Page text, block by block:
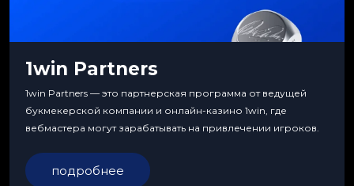
1win Partners
1win Partners — это партнерская программа от ведущей
букмекерской компании и онлайн-казино 1win, где
вебмастера могут зарабатывать на привлечении игроков.
подробнее